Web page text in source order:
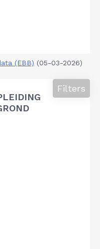
(EBB) (05-03-2026)
Filters